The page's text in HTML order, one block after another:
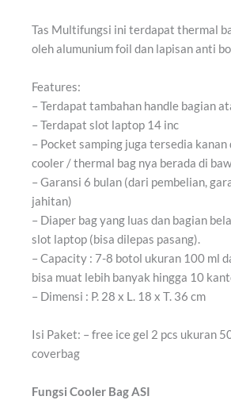
Tas Multifungsi ini terdapat thermal
oleh alumunium foil dan lapisan anti
Features:
– Terdapat tambahan handle bagian
– Terdapat slot laptop 14 inc
– Pocket samping juga tersedia
cooler / thermal bag nya berada di
– Garansi 6 bulan (dari pembelian,
jahitan)
– Diaper bag yang luas dan bagian
slot laptop (bisa dilepas pasang).
– Capacity : 7-8 botol ukuran 100 ml
bisa muat lebih banyak hingga 10
– Dimensi : P. 28 x L. 18 x T. 36 cm
Isi Paket: – free ice gel 2 pcs ukuran
coverbag
Fungsi Cooler Bag ASI